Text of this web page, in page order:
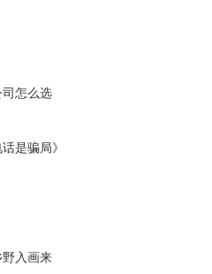
怎么选
是骗局》
入画来